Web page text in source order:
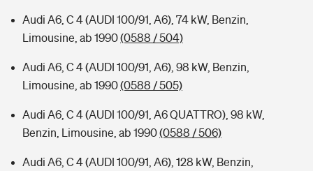
Wer versichert was: Jetzt Versicherer finden
Sie haben Fragen?
Musikinstrumentenversicherung
Zur Übersicht
Tools
Rentenrechner: Wie viel Geld bekomme ich im Alter?
Audi A6, C 4 (AUDI 100/91, A6), 74 kW, Benzin,
Limousine, ab 1990(0588 / 504)
Audi A6, C 4 (AUDI 100/91, A6), 98 kW, Benzin,
Limousine, ab 1990(0588 / 505)
Audi A6, C 4 (AUDI 100/91, A6 QUATTRO), 98 kW,
Benzin, Limousine, ab 1990(0588 / 506)
Audi A6, C 4 (AUDI 100/91, A6), 128 kW, Benzin,